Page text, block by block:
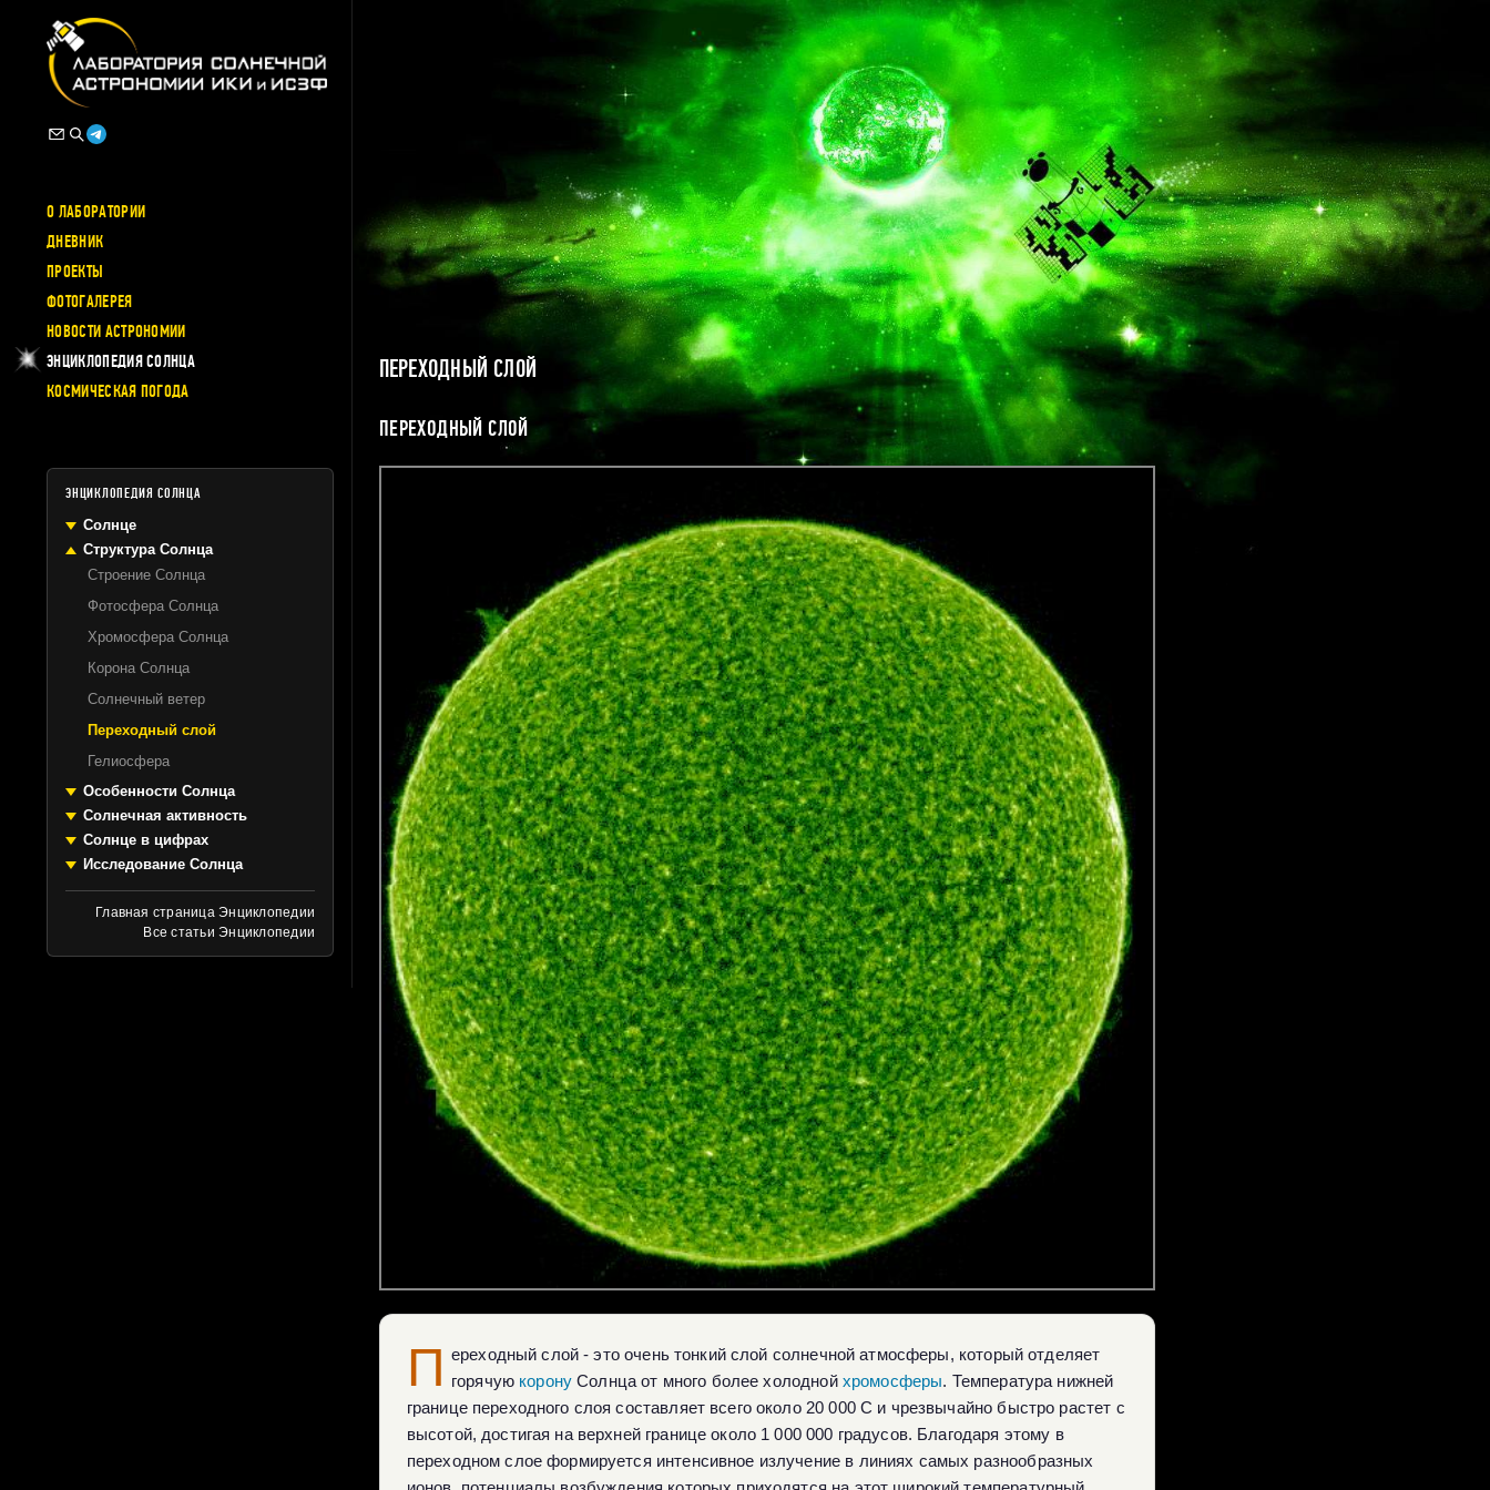
О ЛАБОРАТОРИИ
ДНЕВНИК
ПРОЕКТЫ
ФОТОГАЛЕРЕЯ
НОВОСТИ АСТРОНОМИИ
ЭНЦИКЛОПЕДИЯ СОЛНЦА
КОСМИЧЕСКАЯ ПОГОДА
ЭНЦИКЛОПЕДИЯ СОЛНЦА
Солнце
Структура Солнца
Строение Солнца
Фотосфера Солнца
Хромосфера Солнца
Корона Солнца
Солнечный ветер
Переходный слой
Гелиосфера
Особенности Солнца
Солнечная активность
Солнце в цифрах
Исследование Солнца
Главная страница Энциклопедии
Все статьи Энциклопедии
ПЕРЕХОДНЫЙ СЛОЙ
ПЕРЕХОДНЫЙ СЛОЙ
П ереходный слой - это очень тонкий слой солнечной атмосферы, который отделяет
горячую корону Солнца от много более холодной хромосферы. Температура нижней
границе переходного слоя составляет всего около 20 000 C и чрезвычайно быстро растет с
высотой, достигая на верхней границе около 1 000 000 градусов. Благодаря этому в
переходном слое формируется интенсивное излучение в линиях самых разнообразных